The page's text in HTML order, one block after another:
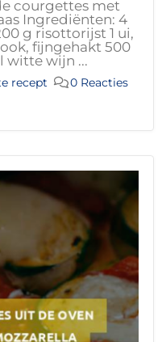
courgettes met
Ingrediënten: 4
g risottorijst 1 ui,
fijngehakt 500
witte wijn ...
recept 0 Reacties